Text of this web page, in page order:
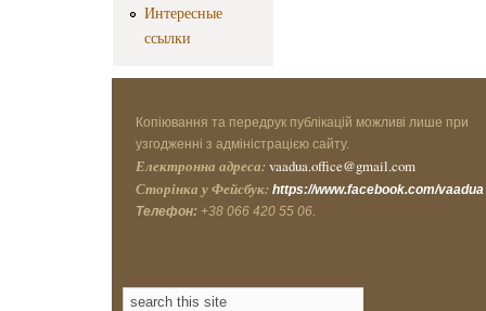
Интересные
ссылки
Копіювання та передрук публікацій можливі лише при
узгодженні з адміністрацією сайту.
Електронна адреса: vaadua.office@gmail.com
Сторінка у Фейсбук: https://www.facebook.com/vaadua
Телефон: +38 066 420 55 06.